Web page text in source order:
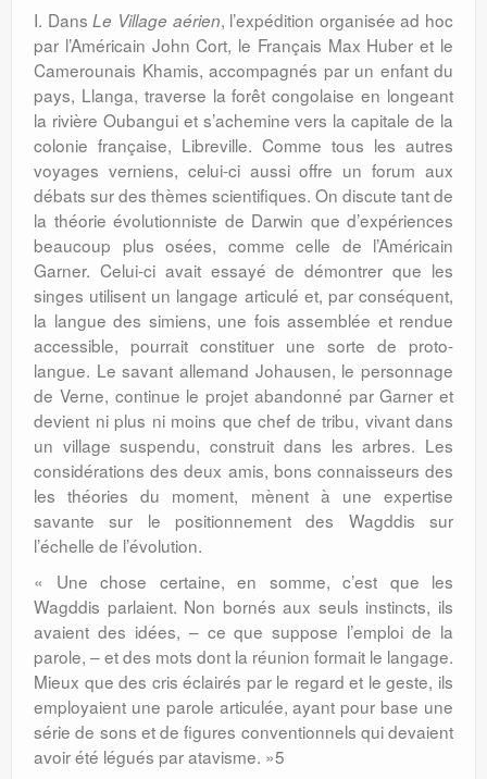
I. DansLe Village aérien, l’expédition organisée ad hoc
par l’Américain John Cort, le Français Max Huber et le
Camerounais Khamis, accompagnés par un enfant du
pays, Llanga, traverse la forêt congolaise en longeant
la rivière Oubangui et s’achemine vers la capitale de la
colonie française, Libreville. Comme tous les autres
voyages verniens, celui-ci aussi offre un forum aux
débats sur des thèmes scientifiques. On discute tant de
la théorie évolutionniste de Darwin que d’expériences
beaucoup plus osées, comme celle de l’Américain
Garner. Celui-ci avait essayé de démontrer que les
singes utilisent un langage articulé et, par conséquent,
la langue des simiens, une fois assemblée et rendue
accessible, pourrait constituer une sorte de proto-
langue. Le savant allemand Johausen, le personnage
de Verne, continue le projet abandonné par Garner et
devient ni plus ni moins que chef de tribu, vivant dans
un village suspendu, construit dans les arbres. Les
considérations des deux amis, bons connaisseurs des
les théories du moment, mènent à une expertise
savante sur le positionnement des Wagddis sur
l’échelle de l’évolution.
« Une chose certaine, en somme, c’est que les
Wagddis parlaient. Non bornés aux seuls instincts, ils
avaient des idées, – ce que suppose l’emploi de la
parole, – et des mots dont la réunion formait le langage.
Mieux que des cris éclairés par le regard et le geste, ils
employaient une parole articulée, ayant pour base une
série de sons et de figures conventionnels qui devaient
avoir été légués par atavisme. »5